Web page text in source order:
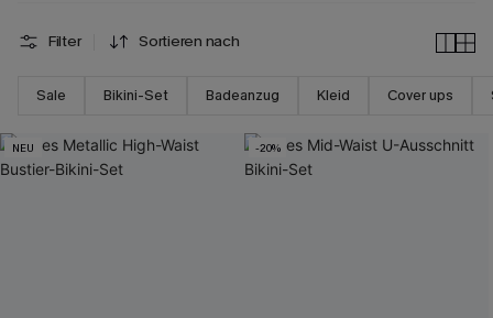
Filter Sortieren nach
Sale Bikini-Set Badeanzug Kleid Cover ups
NEU -20%